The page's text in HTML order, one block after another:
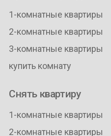
1-комнатные квартиры
2-комнатные квартиры
3-комнатные квартиры
купить комнату
Снять квартиру
1-комнатные квартиры
2-комнатные квартиры